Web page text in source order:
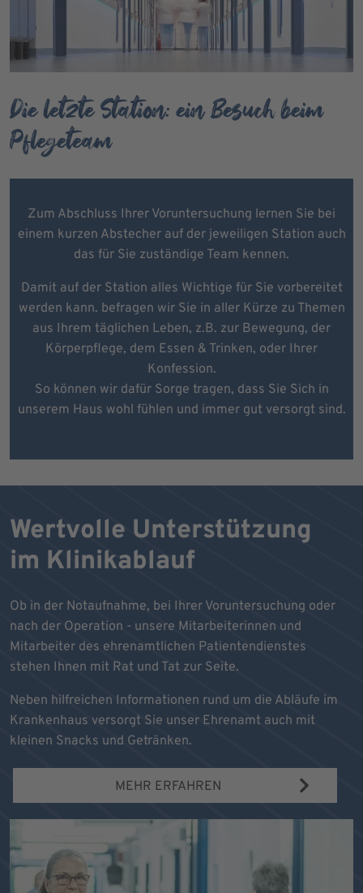
Die letzte Station: ein Besuch beim
Pflegeteam
Zum Abschluss Ihrer Voruntersuchung lernen Sie bei
einem kurzen Abstecher auf der jeweiligen Station auch
das für Sie zuständige Team kennen.
Damit auf der Station alles Wichtige für Sie vorbereitet
werden kann. befragen wir Sie in aller Kürze zu Themen
aus Ihrem täglichen Leben, z.B. zur Bewegung, der
Körperpflege, dem Essen & Trinken, oder Ihrer
Konfession.
So können wir dafür Sorge tragen, dass Sie Sich in
unserem Haus wohl fühlen und immer gut versorgt sind.
Wertvolle Unterstützung
im Klinikablauf
Ob in der Notaufnahme, bei Ihrer Voruntersuchung oder
nach der Operation - unsere Mitarbeiterinnen und
Mitarbeiter des ehrenamtlichen Patientendienstes
stehen Ihnen mit Rat und Tat zur Seite.
Neben hilfreichen Informationen rund um die Abläufe im
Krankenhaus versorgt Sie unser Ehrenamt auch mit
kleinen Snacks und Getränken.
MEHR ERFAHREN